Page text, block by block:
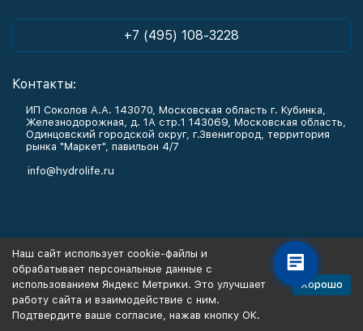
+7 (495) 108-3228
Контакты:
ИП Соколов А.А. 143070, Московская область г. Кубинка,
Железнодорожная, д. 1А стр.1 143069, Московская область,
Одинцовский городской округ, г.Звенигород, территория
рынка "Маркет", павильон 4/7
info@hydrolife.ru
Информация
Наш сайт использует cookie-файлы и
обрабатывает персональные данные с
использованием Яндекс Метрики. Это улучшает
работу сайта и взаимодействие с ним.
Подтвердите ваше согласие, нажав кнопку ОК.
Хорошо